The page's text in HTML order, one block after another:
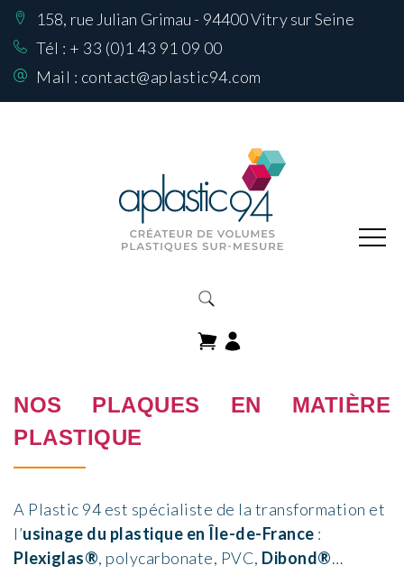
Nos Réalisations
sur mesure
Produits
Comment choisir
sa matière
Contactez-nous
158, rue Julian Grimau - 94400 Vitry sur Seine
Tél : + 33 (0)1 43 91 09 00
Mail : contact@aplastic94.com
NOS PLAQUES EN MATIÈRE
PLASTIQUE
A Plastic 94est spécialiste de la transformation et
l’usinage du plastique en Île-de-France :
Plexiglas®, polycarbonate, PVC, Dibond®…